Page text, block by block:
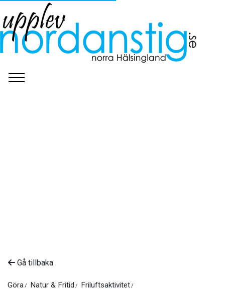
Gå tillbaka
Göra Natur & Fritid Friluftsaktivitet